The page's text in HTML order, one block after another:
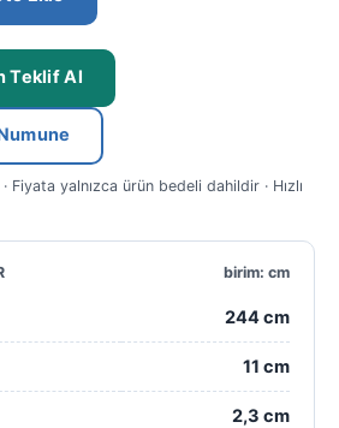
Teklif Al
yalnızca ürün bedeli dahildir · Hızlı
birim: cm
244 cm
11 cm
2,3 cm